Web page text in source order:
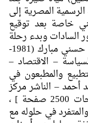
النظرة الرسمية المصرية إلى
خاصة بعد توقيع
1978 على أيدي أنور السادات وبدء رحلة
التطبيع الرسمي مع العدو الصهيوني طيلة زمن حسني مبارك (1981-
– الاقتصاد –
والمطبعون في
سيد أحمد – الناشر مركز
يافا للدراسات والأبحاث بالقاهرة – عدد الصفحات 2500 صفحة ] ،
في حلوله مع